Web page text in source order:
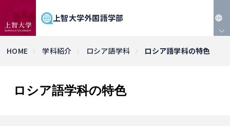
上智大学外国語学部
HOME 学科紹介 ロシア語学科 ロシア語学科の特色
ロシア語学科の特色